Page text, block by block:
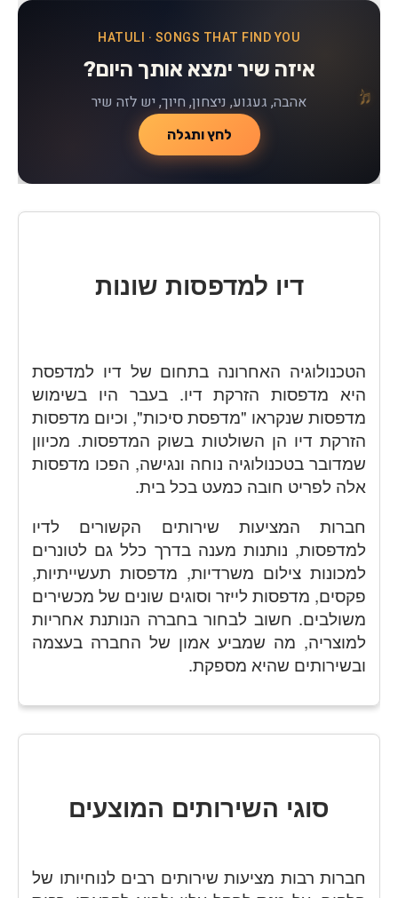
♪
♫
♪
♫
HATULI · SONGS THAT FIND YOU
איזה שיר ימצא אותך היום?
אהבה, געגוע, ניצחון, חיוך, יש לזה שיר
לחץ ותגלה
דיו למדפסות שונות
הטכנולוגיה האחרונה בתחום של דיו למדפסת
היא מדפסות הזרקת דיו. בעבר היו בשימוש
מדפסות שנקראו "מדפסת סיכות", וכיום מדפסות
הזרקת דיו הן השולטות בשוק המדפסות. מכיוון
שמדובר בטכנולוגיה נוחה ונגישה, הפכו מדפסות
אלה לפריט חובה כמעט בכל בית.
חברות המציעות שירותים הקשורים לדיו
למדפסות, נותנות מענה בדרך כלל גם לטונרים
למכונות צילום משרדיות, מדפסות תעשייתיות,
פקסים, מדפסות לייזר וסוגים שונים של מכשירים
משולבים. חשוב לבחור בחברה הנותנת אחריות
למוצריה, מה שמביע אמון של החברה בעצמה
ובשירותים שהיא מספקת.
סוגי השירותים המוצעים
חברות רבות מציעות שירותים רבים לנוחיותו של